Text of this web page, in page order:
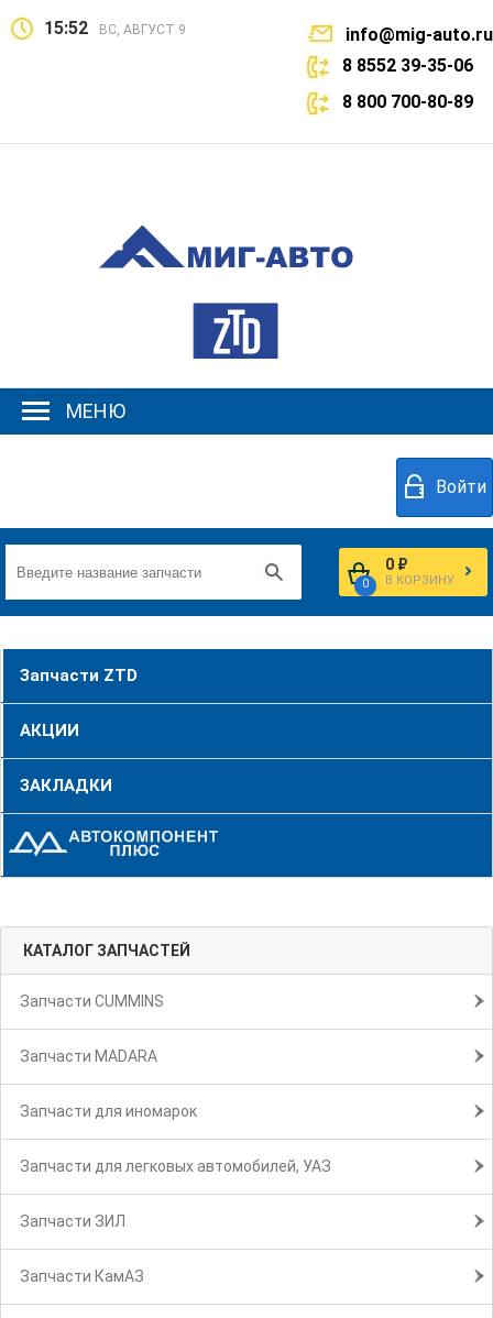
15:52 ВС, АВГУСТ 9
info@mig-auto.ru
8 8552 39-35-06
8 800 700-80-89
МЕНЮ
Войти
0
0 ₽
В КОРЗИНУ
Запчасти ZTD
АКЦИИ
ЗАКЛАДКИ
КАТАЛОГ ЗАПЧАСТЕЙ
Запчасти CUMMINS
Запчасти MADARA
Запчасти для иномарок
Запчасти для легковых автомобилей, УАЗ
Запчасти ЗИЛ
Запчасти КамАЗ